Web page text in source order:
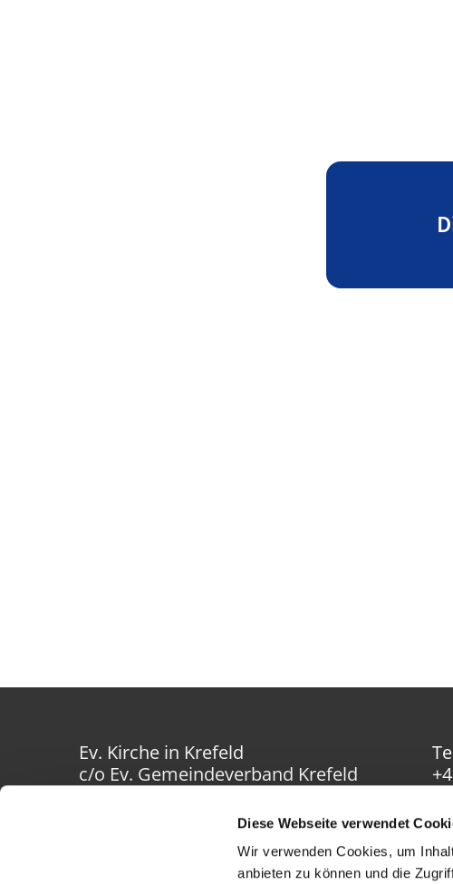
Diese Webseite verwendet
Wir verwenden Cookies, um
anbieten zu können und die
Ev. Kirche in Krefeld
c/o Ev. Gemeindeverband Krefeld